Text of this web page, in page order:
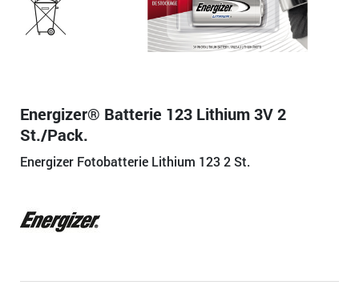
Energizer® Batterie 123 Lithium 3V 2
St./Pack.
Energizer Fotobatterie Lithium 123 2 St.